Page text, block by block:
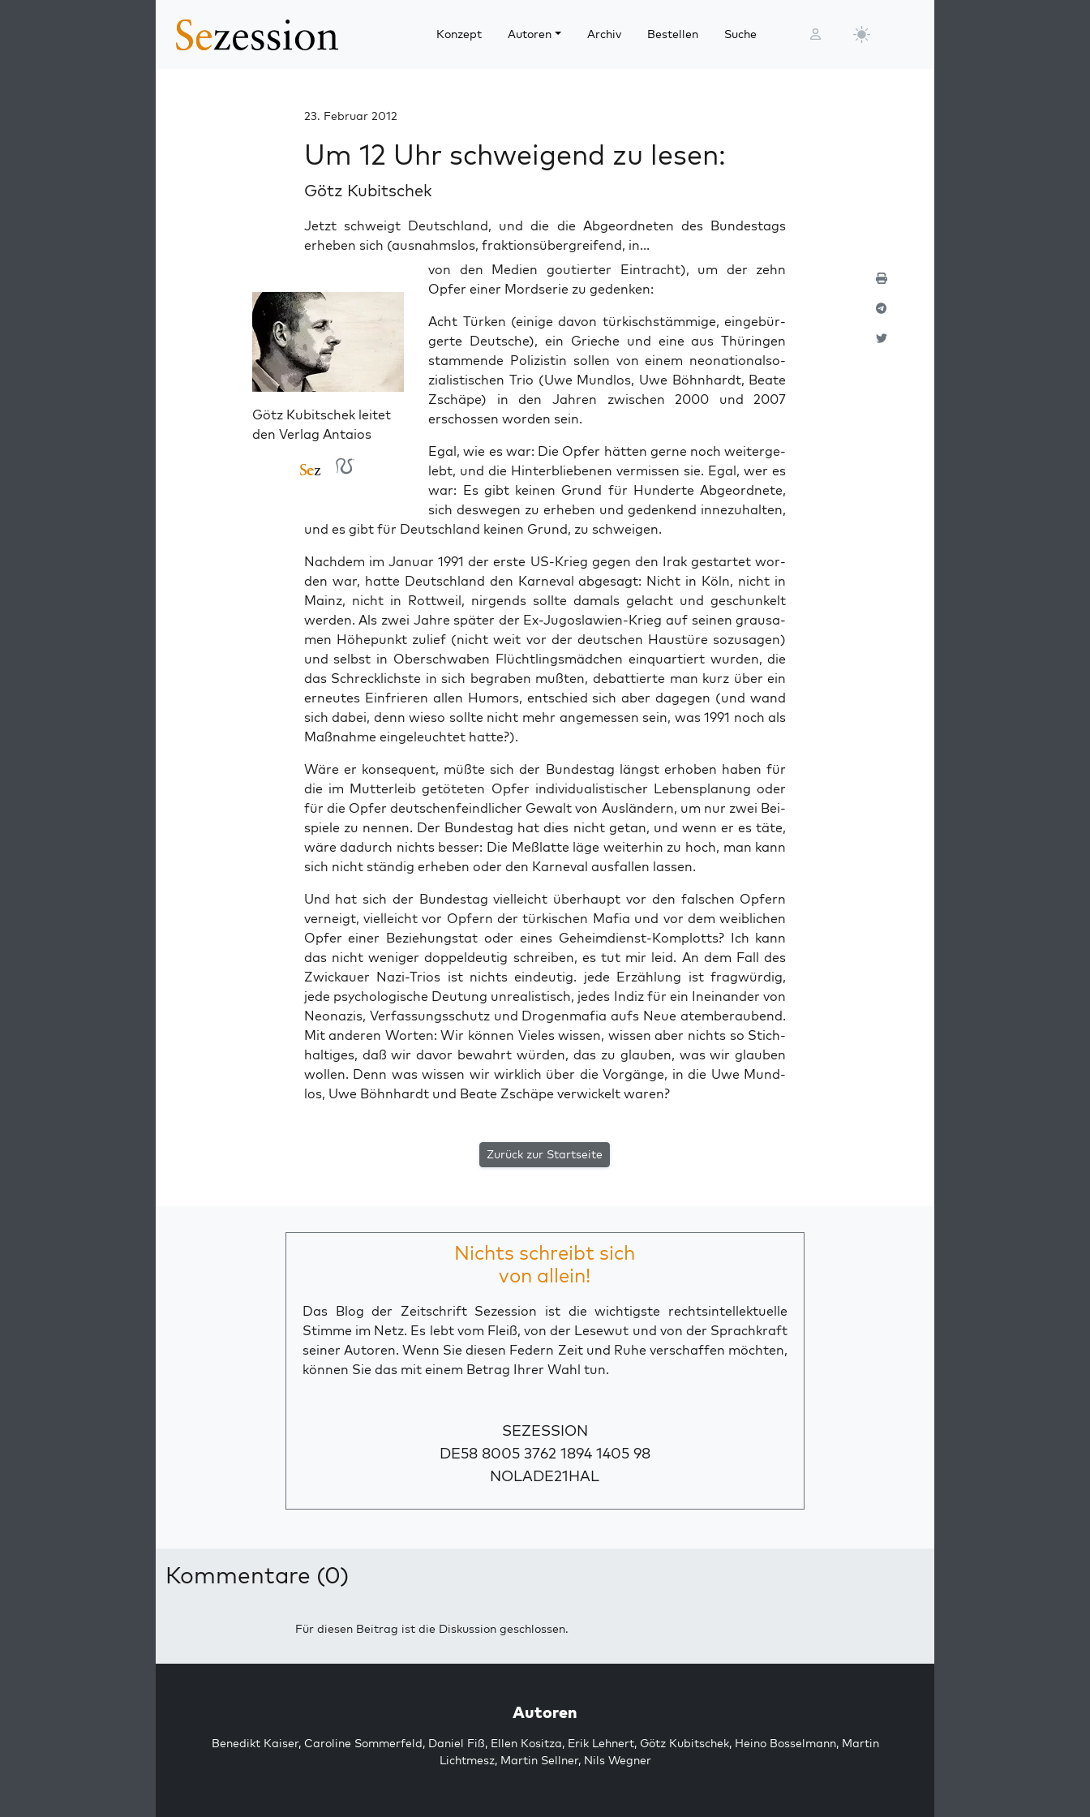
Konzept Autoren Archiv Bestellen Suche
23. Februar 2012
Um 12 Uhr schweigend zu lesen:
Götz Kubitschek
Jetzt schweigt Deutschland, und die die Abgeordneten des Bundestags
erheben sich (ausnahmslos, fraktionsübergreifend, in...
Götz Kubitschek leitet
den Verlag Antaios
von den Medi­en gou­tier­ter Ein­tracht), um der zehn
Opfer einer Mord­se­rie zu gedenken:
Acht Tür­ken (eini­ge davon tür­kisch­stäm­mi­ge, ein­ge­bür­
ger­te Deut­sche), ein Grie­che und eine aus Thü­rin­gen
stam­men­de Poli­zis­tin sol­len von einem neo­na­tio­nal­so­
zia­lis­ti­schen Trio (Uwe Mund­los, Uwe Böhn­hardt, Bea­te
Zsch­ä­pe) in den Jah­ren zwi­schen 2000 und 2007
erschos­sen wor­den sein.
Egal, wie es war: Die Opfer hät­ten ger­ne noch wei­ter­ge­
lebt, und die Hin­ter­blie­be­nen ver­mis­sen sie. Egal, wer es
war: Es gibt kei­nen Grund für Hun­der­te Abge­ord­ne­te,
sich des­we­gen zu erhe­ben und geden­kend inne­zu­hal­ten,
und es gibt für Deutsch­land kei­nen Grund, zu schweigen.
Nach­dem im Janu­ar 1991 der ers­te US-Krieg gegen den Irak gestar­tet wor­
den war, hat­te Deutsch­land den Kar­ne­val abge­sagt: Nicht in Köln, nicht in
Mainz, nicht in Rott­weil, nir­gends soll­te damals gelacht und geschun­kelt
wer­den. Als zwei Jah­re spä­ter der Ex-Jugo­sla­wi­en-Krieg auf sei­nen grau­sa­
men Höhe­punkt zulief (nicht weit vor der deut­schen Haus­tü­re sozu­sa­gen)
und selbst in Ober­schwa­ben Flücht­lings­mäd­chen ein­quar­tiert wur­den, die
das Schreck­lichs­te in sich begra­ben muß­ten, debat­tier­te man kurz über ein
erneu­tes Ein­frie­ren allen Humors, ent­schied sich aber dage­gen (und wand
sich dabei, denn wie­so soll­te nicht mehr ange­mes­sen sein, was 1991 noch als
Maß­nah­me ein­ge­leuch­tet hatte?).
Wäre er kon­se­quent, müß­te sich der Bun­des­tag längst erho­ben haben für
die im Mut­ter­leib getö­te­ten Opfer indi­vi­dua­lis­ti­scher Lebens­pla­nung oder
für die Opfer deut­schen­feind­li­cher Gewalt von Aus­län­dern, um nur zwei Bei­
spie­le zu nen­nen. Der Bun­des­tag hat dies nicht getan, und wenn er es täte,
wäre dadurch nichts bes­ser: Die Meß­lat­te läge wei­ter­hin zu hoch, man kann
sich nicht stän­dig erhe­ben oder den Kar­ne­val aus­fal­len lassen.
Und hat sich der Bun­des­tag viel­leicht über­haupt vor den fal­schen Opfern
ver­neigt, viel­leicht vor Opfern der tür­ki­schen Mafia und vor dem weib­li­chen
Opfer einer Bezie­hungs­tat oder eines Geheim­dienst-Kom­plotts? Ich kann
das nicht weni­ger dop­pel­deu­tig schrei­ben, es tut mir leid. An dem Fall des
Zwi­ckau­er Nazi-Tri­os ist nichts ein­deu­tig. jede Erzäh­lung ist frag­wür­dig,
jede psy­cho­lo­gi­sche Deu­tung unrea­lis­tisch, jedes Indiz für ein Inein­an­der von
Neo­na­zis, Ver­fas­sungs­schutz und Dro­gen­ma­fia aufs Neue atem­be­rau­bend.
Mit ande­ren Wor­ten: Wir kön­nen Vie­les wis­sen, wis­sen aber nichts so Stich­
hal­ti­ges, daß wir davor bewahrt wür­den, das zu glau­ben, was wir glau­ben
wol­len. Denn was wis­sen wir wirk­lich über die Vor­gän­ge, in die Uwe Mund­
los, Uwe Böhn­hardt und Bea­te Zsch­ä­pe ver­wi­ckelt waren?
Zurück zur Startseite
Nichts schreibt sich
von allein!
Das Blog der Zeitschrift Sezession ist die wichtigste rechtsintellektuelle
Stimme im Netz. Es lebt vom Fleiß, von der Lesewut und von der Sprachkraft
seiner Autoren. Wenn Sie diesen Federn Zeit und Ruhe verschaffen möchten,
können Sie das mit einem Betrag Ihrer Wahl tun.
SEZESSION
DE58 8005 3762 1894 1405 98
NOLADE21HAL
Kommentare (0)
Für diesen Beitrag ist die Diskussion geschlossen.
Autoren
Benedikt Kaiser, Caroline Sommerfeld, Daniel Fiß, Ellen Kositza, Erik Lehnert, Götz Kubitschek, Heino Bosselmann, Martin
Lichtmesz, Martin Sellner, Nils Wegner